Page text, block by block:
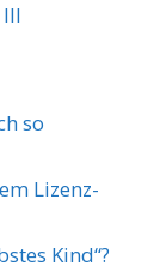
so
Lizenz-
Kind“?